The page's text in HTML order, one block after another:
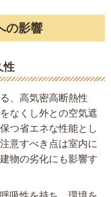
の影響
性
、高気密高断熱性
なくし外との空気遮
つ省エネな性能とし
意すべき点は室内に
物の劣化にも影響す